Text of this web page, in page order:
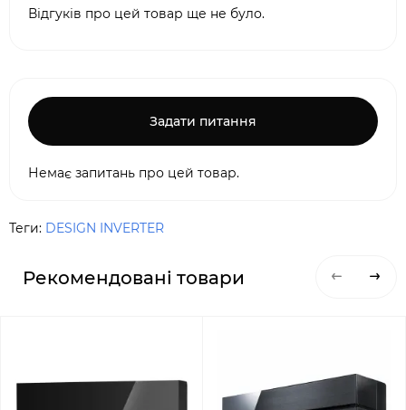
Відгуків про цей товар ще не було.
Задати питання
Немає запитань про цей товар.
Теги: DESIGN INVERTER
Рекомендовані товари